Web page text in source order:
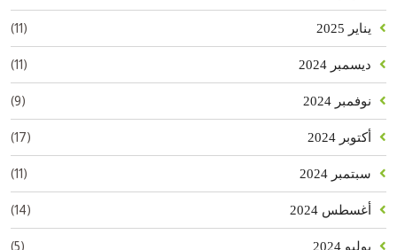
يناير 2025 (11)
ديسمبر 2024 (11)
نوفمبر 2024 (9)
أكتوبر 2024 (17)
سبتمبر 2024 (11)
أغسطس 2024 (14)
يوليو 2024 (5)